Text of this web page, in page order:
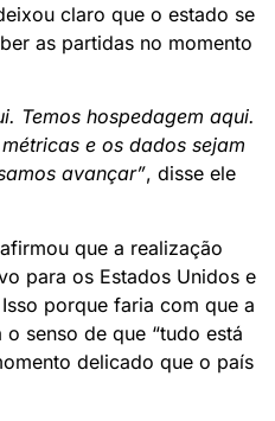
claro que o estado se
as partidas no momento
Temos hospedagem aqui.
e os dados sejam
avançar”, disse ele
que a realização
para os Estados Unidos e
porque faria com que a
senso de que “tudo está
delicado que o país